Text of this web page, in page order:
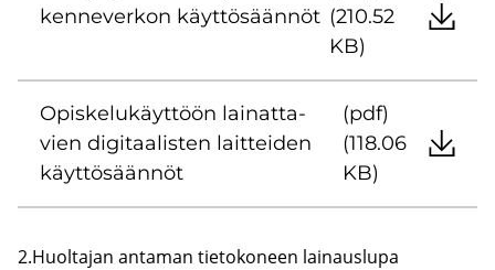
ken­ne­ver­kon käyt­tö­sään­nöt (210.52
KB)
Opis­ke­lu­käyt­töön lai­nat­ta­
vien di­gi­taa­lis­ten lait­tei­den
käyt­tö­sään­nöt
(pdf)
(118.06
KB)
2.Huol­ta­jan an­ta­man tie­to­ko­neen lai­naus­lu­pa